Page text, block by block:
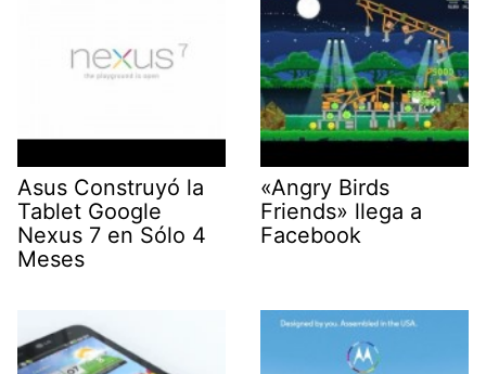
Asus Construyó la
Tablet Google
Nexus 7 en Sólo 4
Meses
«Angry Birds
Friends» llega a
Facebook